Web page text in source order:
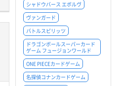
シャドウバース エボルヴ
ヴァンガード
バトルスピリッツ
ドラゴンボールスーパーカード
ゲーム フュージョンワールド
ONE PIECEカードゲーム
名探偵コナンカードゲーム